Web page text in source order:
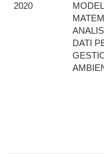
2020
DATI